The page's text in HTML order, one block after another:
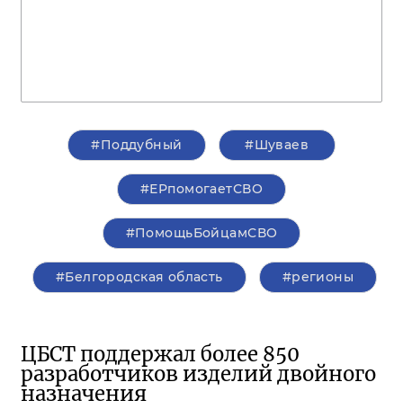
#Поддубный #Шуваев
#ЕРпомогаетСВО
#ПомощьБойцамСВО
#Белгородская область #регионы
ЦБСТ поддержал более 850
разработчиков изделий двойного
назначения